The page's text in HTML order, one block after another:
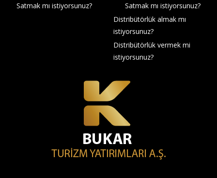
Satmak mı istiyorsunuz?
Satmak mı istiyorsunuz?
Distribütörlük almak mı
istiyorsunuz?
Distribütörlük vermek mi
istiyorsunuz?